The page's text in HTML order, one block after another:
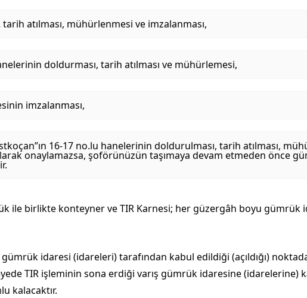
tarih atılması, mühürlenmesi ve imzalanması,
doldurması, tarih atılması ve mühürlemesi,
imzalanması,
16-17 no.lu hanelerinin doldurulması, tarih atılması,
onaylamazsa, şoförünüzün taşımaya devam etmeden önce
ile birlikte konteyner ve TIR Karnesi; her güzergâh boyu gümrük
idaresi (idareleri) tarafından kabul edildiği (açıldığı)
TIR işleminin sona erdiği varış gümrük idaresine (idarelerine)
kalacaktır.